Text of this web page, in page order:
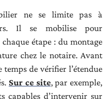
ne se limite pas à
Il se mobilise pour
étape : du montage
chez le notaire. Avant
temps de vérifier l’étendue
Sur ce site, par exemple,
capables d’intervenir sur